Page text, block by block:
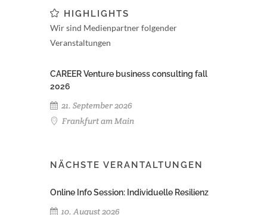
HIGHLIGHTS
Wir sind Medienpartner folgender
Veranstaltungen
CAREER Venture business consulting fall
2026
21. September 2026
Frankfurt am Main
NÄCHSTE VERANTALTUNGEN
Online Info Session: Individuelle Resilienz
10. August 2026